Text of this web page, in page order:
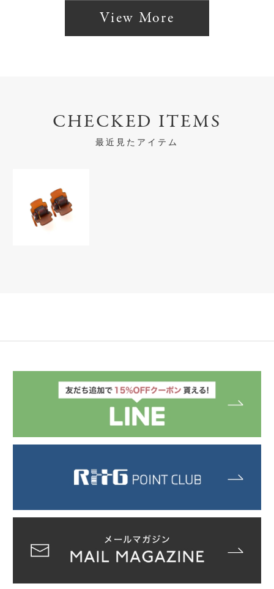
View More
CHECKED ITEMS
最近見たアイテム